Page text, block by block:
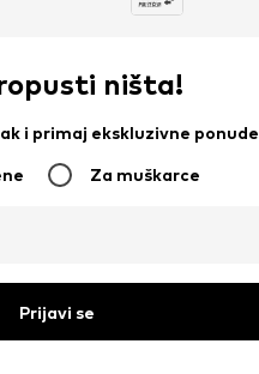
ništa!
i primaj ekskluzivne ponude
Za muškarce
Prijavi se